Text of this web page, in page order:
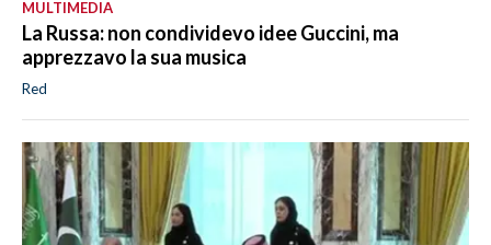
MULTIMEDIA
La Russa: non condividevo idee Guccini, ma
apprezzavo la sua musica
Red